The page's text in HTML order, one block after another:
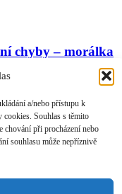
a/nebo přístupu k
Souhlas s těmito
chování při procházení nebo
souhlasu může nepříznivě
chyby – morálka
a sunny: 17. 7.